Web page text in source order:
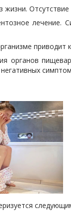
лечение.
приводит
органов